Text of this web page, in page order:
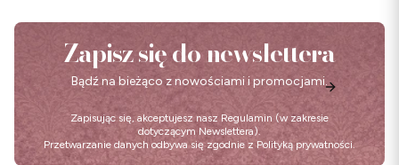
Zapisz się do newslettera
Bądź na bieżąco z nowościami i promocjami.
Zapisując się, akceptujesz nasz Regulamin (w zakresie
dotyczącym Newslettera).
Przetwarzanie danych odbywa się zgodnie z Polityką prywatności.